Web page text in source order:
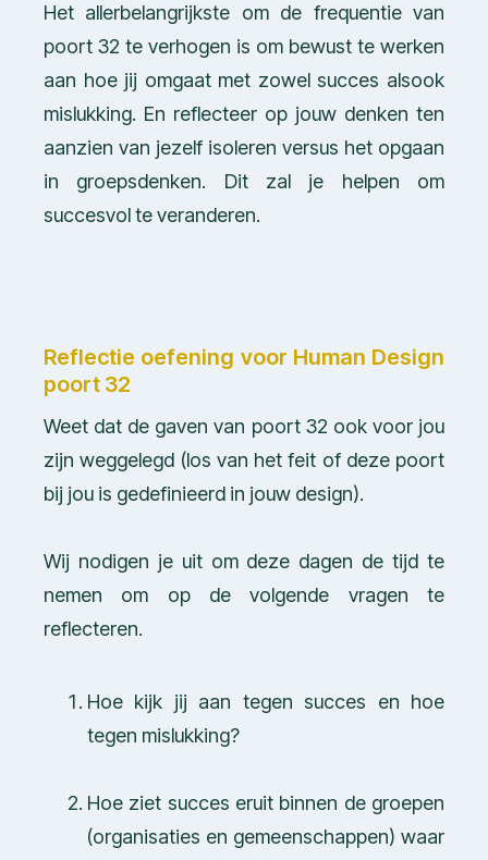
Het allerbelangrijkste om de frequentie van
poort 32 te verhogen is om bewust te werken
aan hoe jij omgaat met zowel succes alsook
mislukking. En reflecteer op jouw denken ten
aanzien van jezelf isoleren versus het opgaan
in groepsdenken. Dit zal je helpen om
succesvol te veranderen.
Reflectie oefening voor Human Design
poort 32
Weet dat de gaven van poort 32 ook voor jou
zijn weggelegd (los van het feit of deze poort
bij jou is gedefinieerd in jouw design).
Wij nodigen je uit om deze dagen de tijd te
nemen om op de volgende vragen te
reflecteren.
Hoe kijk jij aan tegen succes en hoe
tegen mislukking?
Hoe ziet succes eruit binnen de groepen
(organisaties en gemeenschappen) waar